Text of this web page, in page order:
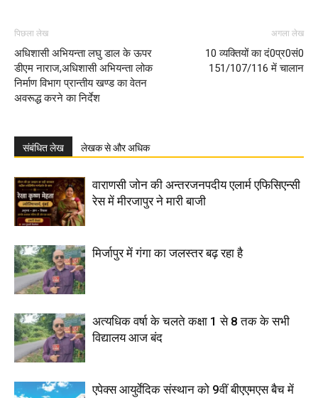
पिछला लेख
अधिशासी अभियन्ता लघु डाल के ऊपर
डीएम नाराज,अधिशासी अभियन्ता लोक
निर्माण विभाग प्रान्तीय खण्ड का वेतन
अवरूद्ध करने का निर्देश
अगला लेख
10 व्यक्तियों का दं0प्र0सं0
151/107/116 में चालान
संबंधित लेख लेखक से और अधिक
वाराणसी जोन की अन्तरजनपदीय एलार्म एफिसिएन्सी
रेस में मीरजापुर ने मारी बाजी
मिर्जापुर में गंगा का जलस्तर बढ़ रहा है
अत्यधिक वर्षा के चलते कक्षा 1 से 8 तक के सभी
विद्यालय आज बंद
एपेक्स आयुर्वेदिक संस्थान को 9वीं बीएएमएस बैच में